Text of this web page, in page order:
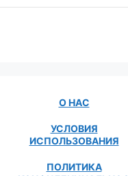
О НАС
УСЛОВИЯ
ИСПОЛЬЗОВАНИЯ
ПОЛИТИКА